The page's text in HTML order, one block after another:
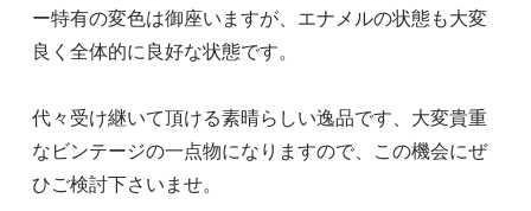
ー特有の変色は御座いますが、エナメルの状態も大変
良く全体的に良好な状態です。
代々受け継いて頂ける素晴らしい逸品です、大変貴重
なビンテージの一点物になりますので、この機会にぜ
ひご検討下さいませ。